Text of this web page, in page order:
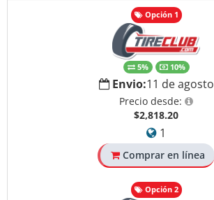
Opción 1
5% 10%
Envio:11 de agosto
Precio desde:
$2,818.20
1
Comprar en línea
Opción 2